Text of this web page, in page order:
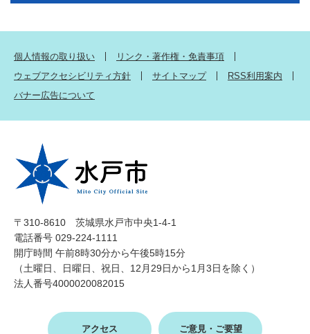
個人情報の取り扱い
リンク・著作権・免責事項
ウェブアクセシビリティ方針
サイトマップ
RSS利用案内
バナー広告について
〒310-8610 茨城県水戸市中央1-4-1
電話番号 029-224-1111
開庁時間 午前8時30分から午後5時15分
（土曜日、日曜日、祝日、12月29日から1月3日を除く）
法人番号4000020082015
アクセス ご意見・ご要望